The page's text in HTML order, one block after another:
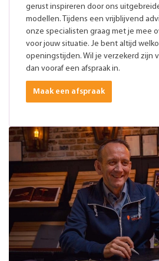
gerust inspireren door ons
modellen. Tijdens een vrijblijvend
onze specialisten graag met je mee
voor jouw situatie. Je bent altijd
openingstijden. Wil je verzekerd zijn
dan vooraf een afspraak in.
Maak een afspraak